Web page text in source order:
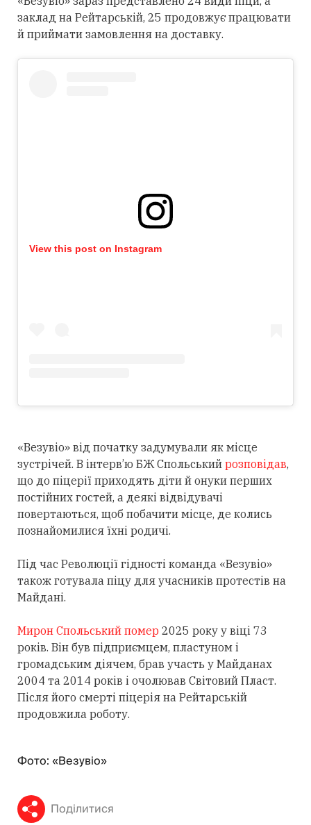
заклад на Рейтарській, 25 продовжує працювати
й приймати замовлення на доставку.
View this post on Instagram
«Везувіо» від початку задумували як місце
зустрічей. В інтерв’ю БЖ Спольський розповідав,
що до піцерії приходять діти й онуки перших
постійних гостей, а деякі відвідувачі
повертаються, щоб побачити місце, де колись
познайомилися їхні родичі.
Під час Революції гідності команда «Везувіо»
також готувала піцу для учасників протестів на
Майдані.
Мирон Спольський помер 2025 року у віці 73
років. Він був підприємцем, пластуном і
громадським діячем, брав участь у Майданах
2004 та 2014 років і очолював Світовий Пласт.
Після його смерті піцерія на Рейтарській
продовжила роботу.
Фото: «Везувіо»
Поділитися